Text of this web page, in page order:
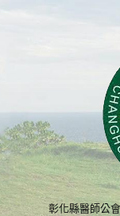
彰化縣醫師公